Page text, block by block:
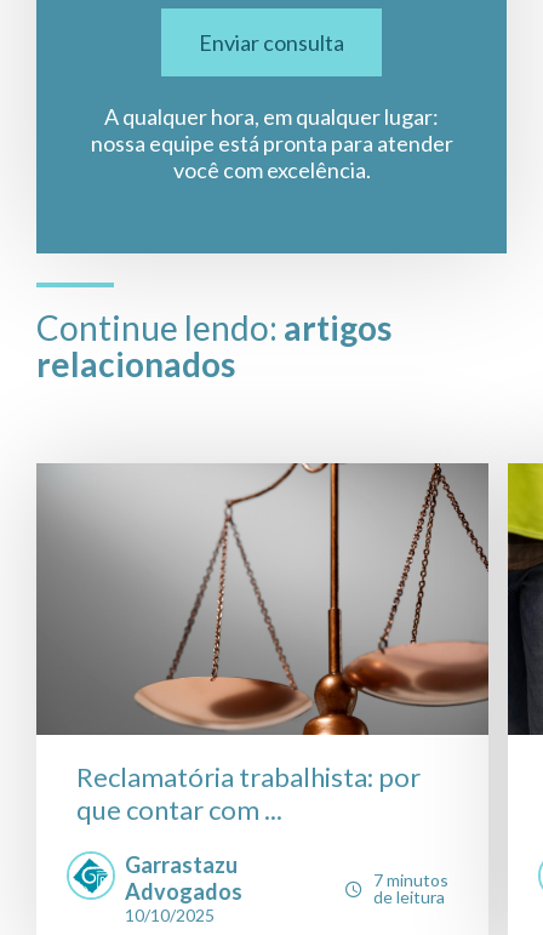
Enviar consulta
A qualquer hora, em qualquer lugar:
nossa equipe está pronta para atender
você com excelência.
Continue lendo: artigos
relacionados
Reclamatória trabalhista: por
que contar com ...
Garrastazu
Advogados
10/10/2025
7 minutos
de leitura